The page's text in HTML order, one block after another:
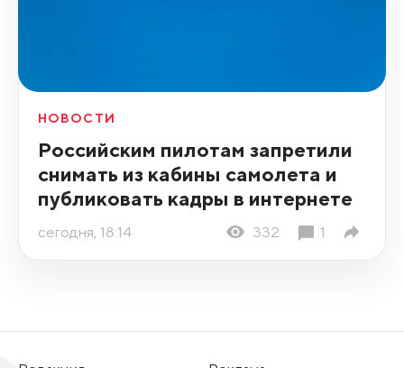
НОВОСТИ
Российским пилотам запретили
снимать из кабины самолета и
публиковать кадры в интернете
сегодня, 18:14 332 1